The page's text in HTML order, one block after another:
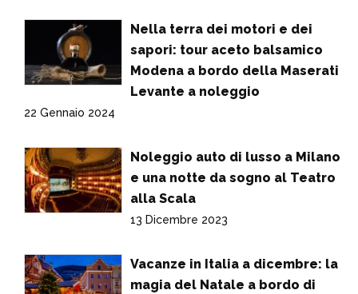
Nella terra dei motori e dei
sapori: tour aceto balsamico
Modena a bordo della Maserati
Levante a noleggio
22 Gennaio 2024
Noleggio auto di lusso a Milano
e una notte da sogno al Teatro
alla Scala
13 Dicembre 2023
Vacanze in Italia a dicembre: la
magia del Natale a bordo di